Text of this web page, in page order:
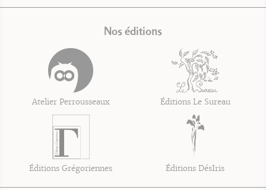
Nos éditions
Atelier Perrousseaux Éditions Le Sureau
Éditions Grégoriennes Éditions DésIris